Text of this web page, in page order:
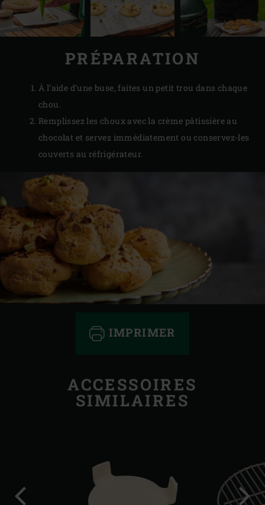
PRÉPARATION
À l’aide d’une buse, faites un petit trou dans chaque
chou.
Remplissez les choux avec la crème pâtissière au
chocolat et servez immédiatement ou conservez-les
couverts au réfrigérateur.
IMPRIMER
ACCESSOIRES
SIMILAIRES